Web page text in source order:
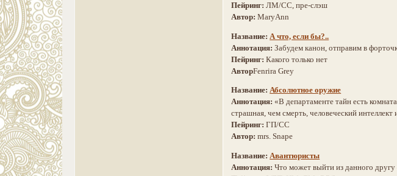
Пейринг:ЛМ/СС, пре-слэш
Автор:MaryAnn
Название: А что, если бы?..
Аннотация:Забудем канон, отправим в
Пейринг:Какого только нет
АвторFenrira Grey
Название:Абсолютное оружие
Аннотация:«В департаменте тайн есть
страшная, чем смерть, человеческий
Пейринг:ГП/СС
Автор:mrs. Snape
Название:Авантюристы
Аннотация:Что может выйти из данного